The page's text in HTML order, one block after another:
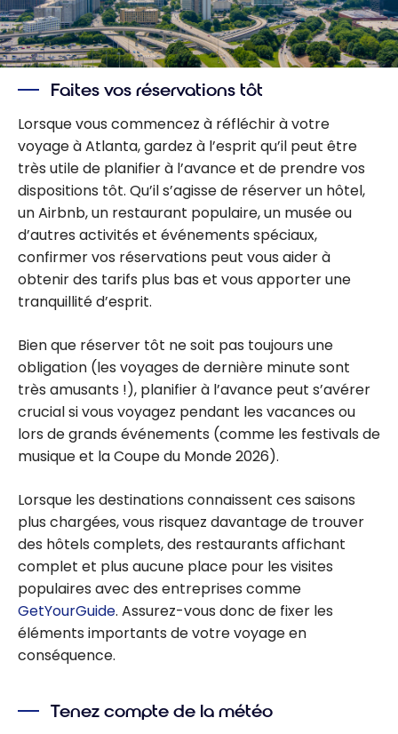
Faites vos réservations tôt
Lorsque vous commencez à réfléchir à votre
voyage à Atlanta, gardez à l’esprit qu’il peut être
très utile de planifier à l’avance et de prendre vos
dispositions tôt. Qu’il s’agisse de réserver un hôtel,
un Airbnb, un restaurant populaire, un musée ou
d’autres activités et événements spéciaux,
confirmer vos réservations peut vous aider à
obtenir des tarifs plus bas et vous apporter une
tranquillité d’esprit.
Bien que réserver tôt ne soit pas toujours une
obligation (les voyages de dernière minute sont
très amusants !), planifier à l’avance peut s’avérer
crucial si vous voyagez pendant les vacances ou
lors de grands événements (comme les festivals de
musique et la Coupe du Monde 2026).
Lorsque les destinations connaissent ces saisons
plus chargées, vous risquez davantage de trouver
des hôtels complets, des restaurants affichant
complet et plus aucune place pour les visites
populaires avec des entreprises comme
GetYourGuide. Assurez-vous donc de fixer les
éléments importants de votre voyage en
conséquence.
Tenez compte de la météo